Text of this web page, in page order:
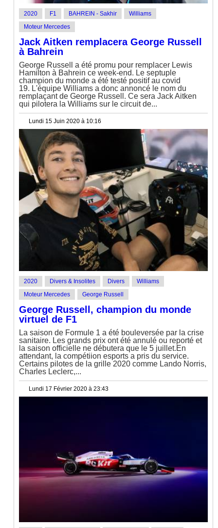
2020 F1 BAHREIN - Sakhir
Williams
Moteur Mercedes
Jack Aitken remplacera George Russell
à Bahrein
George Russell a été promu pour remplacer Lewis
Hamilton à Bahrein ce week-end. Le septuple
champion du monde a été testé positif au covid
19. L'équipe Williams a donc annoncé le nom du
remplaçant de George Russell. Ce sera Jack Aitken
qui pilotera la Williams sur le circuit de...
Lundi 15 Juin 2020 à 10:16
2020 Divers & Insolites Divers
Williams
Moteur Mercedes
George Russell
George Russell, champion du monde
virtuel de F1
La saison de Formule 1 a été bouleversée par la crise
sanitaire. Les grands prix ont été annulé ou reporté et
la saison officielle ne débutera que le 5 juillet.En
attendant, la compétiion esports a pris du service.
Certains pilotes de la grille 2020 comme Lando Norris,
Charles Leclerc,...
Lundi 17 Février 2020 à 23:43